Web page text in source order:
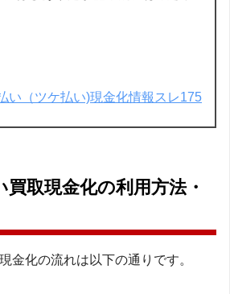
い（ツケ払い)現金化情報スレ175
取現金化の利用方法・
金化の流れは以下の通りです。